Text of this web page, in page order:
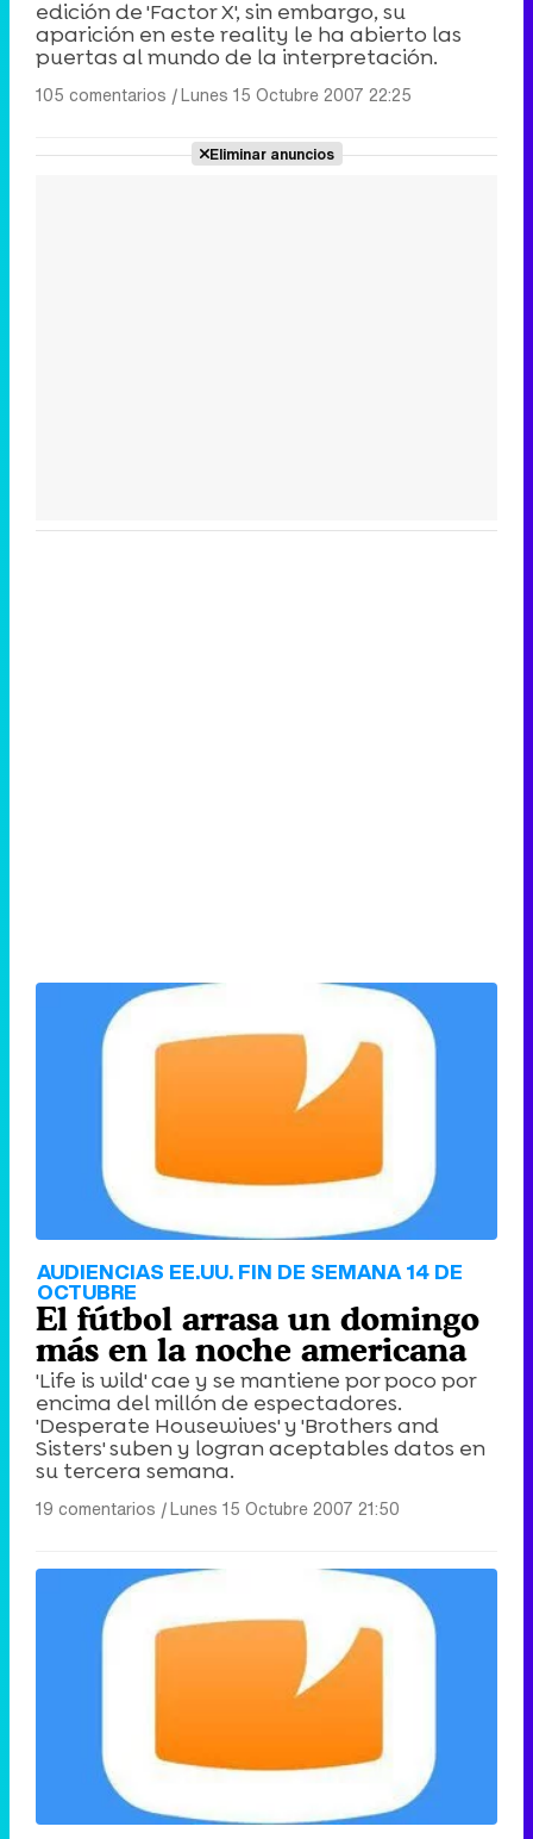
edición de 'Factor X', sin embargo, su
aparición en este reality le ha abierto las
puertas al mundo de la interpretación.
105 comentarios |Lunes 15 Octubre 2007 22:25
Eliminar anuncios
AUDIENCIAS EE.UU. FIN DE SEMANA 14 DE
OCTUBRE
El fútbol arrasa un domingo
más en la noche americana
'Life is wild' cae y se mantiene por poco por
encima del millón de espectadores.
'Desperate Housewives' y 'Brothers and
Sisters' suben y logran aceptables datos en
su tercera semana.
19 comentarios |Lunes 15 Octubre 2007 21:50